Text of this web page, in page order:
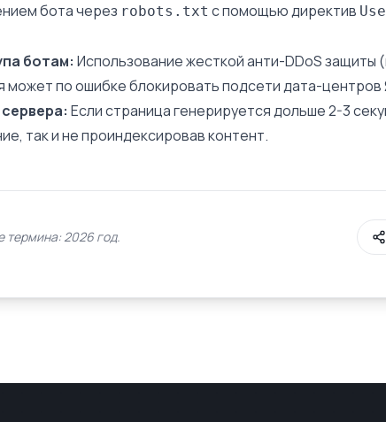
бота через robots.txt с помощью директив
ботам: Использование жесткой анти-DDoS защиты
может по ошибке блокировать подсети дата-центров
Если страница генерируется дольше 2-3
так и не проиндексировав контент.
термина: 2026 год.